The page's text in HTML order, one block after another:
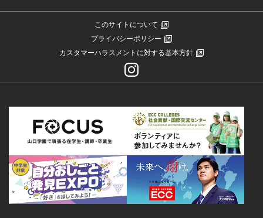
このサイトについて
プライバシーポリシー
カスタマーハラスメントに対する基本方針